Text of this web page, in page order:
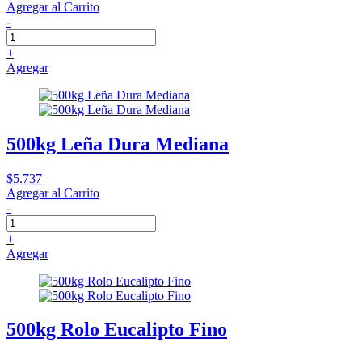
Agregar al Carrito
-
+
Agregar
500kg Leña Dura Mediana
$5.737
Agregar al Carrito
-
+
Agregar
500kg Rolo Eucalipto Fino